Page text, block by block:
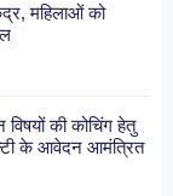
महिलाओं को
विषयों की कोचिंग हेतु
के आवेदन आमंत्रित